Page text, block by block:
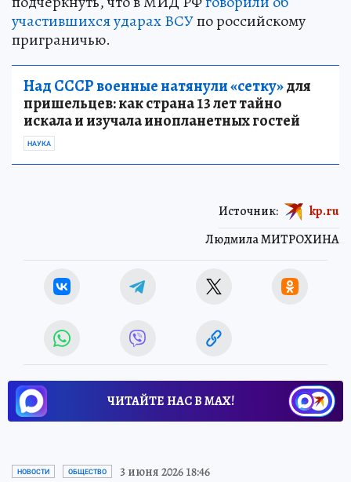
участившихся ударах ВСУпо российскому
приграничью.
Над СССР военные натянули «сетку»для
пришельцев: как страна 13 лет тайно
искала и изучала инопланетных гостей
НАУКА
Людмила МИТРОХИНА
Источник: kp.ru
ЧИТАЙТЕ НАС В МАХ!
НОВОСТИ ОБЩЕСТВО 3 июня 2026 18:46